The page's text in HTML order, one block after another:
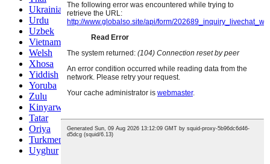
Ukrainian
Urdu
Uzbek
Vietnamese
Welsh
Xhosa
Yiddish
Yoruba
Zulu
Kinyarwanda
Tatar
Oriya
Turkmen
Uyghur